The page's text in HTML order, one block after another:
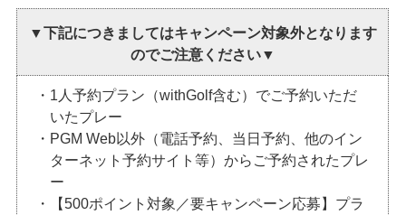
▼下記につきましてはキャンペーン対象外となります
のでご注意ください▼
・1人予約プラン（withGolf含む）でご予約いただ
いたプレー
・PGM Web以外（電話予約、当日予約、他のイン
ターネット予約サイト等）からご予約されたプレ
ー
・【500ポイント対象／要キャンペーン応募】プラ